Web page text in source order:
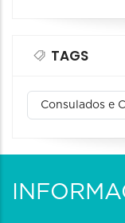
TAGS
Consulados e